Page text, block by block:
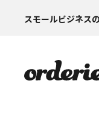
スモールビジネス